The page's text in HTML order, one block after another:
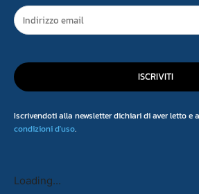
ISCRIVITI
Iscrivendoti alla newsletter dichiari di aver letto e
condizioni d'uso.
Loading...